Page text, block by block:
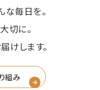
な毎日を。
切に。
けします。
組み